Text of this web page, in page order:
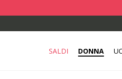
SALDI DONNA